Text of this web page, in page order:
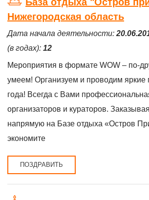
Нижегородская область
Дата начала деятельности:
(в годах): 12
Мероприятия в формате WOW – по-
умеем! Организуем и проводим яркие
года! Всегда с Вами
организаторов и кураторов.
напрямую на Базе отдыха «Остров
экономите
ПОЗДРАВИТЬ